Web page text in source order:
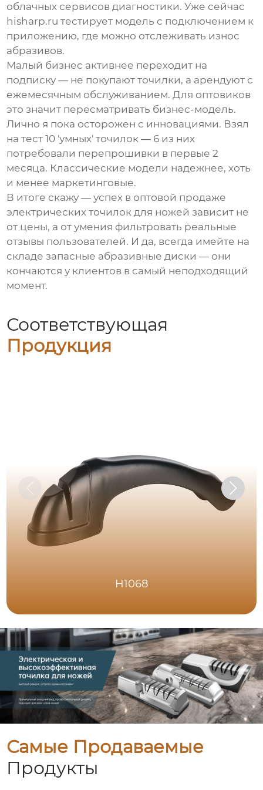
облачных сервисов диагностики. Уже сейчас
hisharp.ru тестирует модель с подключением к
приложению, где можно отслеживать износ
абразивов.
Малый бизнес активнее переходит на
подписку — не покупают точилки, а арендуют с
ежемесячным обслуживанием. Для оптовиков
это значит пересматривать бизнес-модель.
Лично я пока осторожен с инновациями. Взял
на тест 10 'умных' точилок — 6 из них
потребовали перепрошивки в первые 2
месяца. Классические модели надежнее, хоть
и менее маркетинговые.
В итоге скажу — успех в оптовой продаже
электрических точилок для ножей зависит не
от цены, а от умения фильтровать реальные
отзывы пользователей. И да, всегда имейте на
складе запасные абразивные диски — они
кончаются у клиентов в самый неподходящий
момент.
Соответствующая
Продукция
H1068
Самые Продаваемые
Продукты